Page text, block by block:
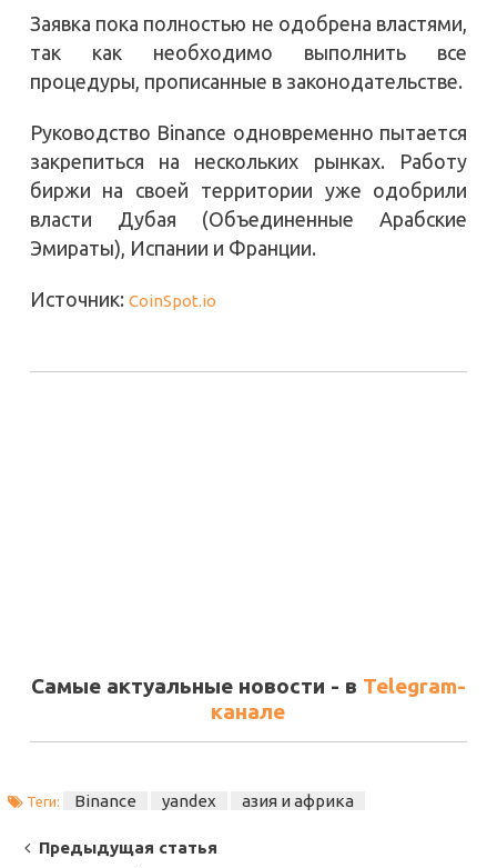
Заявка пока полностью не одобрена властями,
так как необходимо выполнить все
процедуры, прописанные в законодательстве.
Руководство Binance одновременно пытается
закрепиться на нескольких рынках. Работу
биржи на своей территории уже одобрили
власти Дубая (Объединенные Арабские
Эмираты), Испании и Франции.
Источник: CoinSpot.io
Самые актуальные новости - в Telegram-
канале
Теги: Binance yandex азия и африка
Post
Предыдущая статья